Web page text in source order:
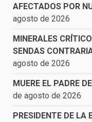
AFECTADOS POR
agosto de 2026
MINERALES
SENDAS
agosto de 2026
MUERE EL PADRE
de agosto de 2026
PRESIDENTE DE LA